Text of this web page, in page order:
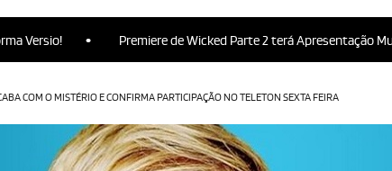
• Premiere de Wicked Parte 2 terá Apresentação Musical,
COM O MISTÉRIO E CONFIRMA PARTICIPAÇÃO NO TELETON SEXTA FEIRA